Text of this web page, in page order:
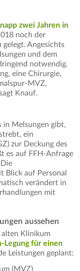
zwei Jahren in
noch der
Angesichts
und dem
notwendig.
eine Chirurgie,
MVZ,
Knauf.
in Melsungen gibt,
ein
zur Deckung des
es auf FFH-Anfrage
Blick auf Personal
verändert in
mit
aussehen
alten Klinikum
Legung für einen
Leistungen geplant:
(MVZ)